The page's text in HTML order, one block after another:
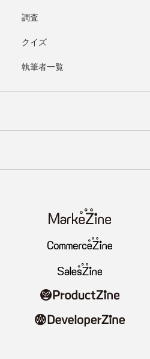
調査
クイズ
執筆者一覧